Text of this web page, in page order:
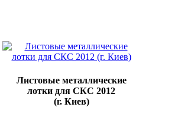
Листовые металлические
лотки для СКС 2012
(г. Киев)